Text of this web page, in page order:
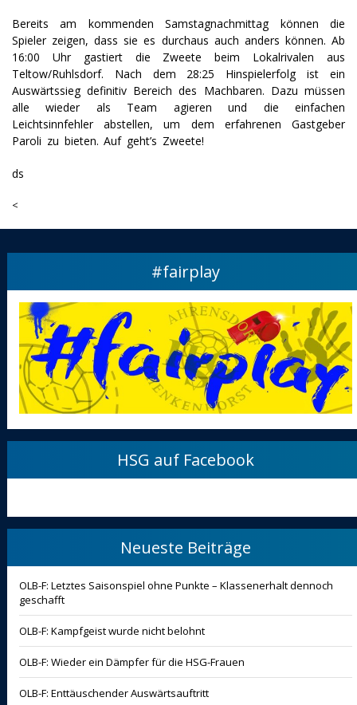
Bereits am kommenden Samstagnachmittag können die
Spieler zeigen, dass sie es durchaus auch anders können. Ab
16:00 Uhr gastiert die Zweete beim Lokalrivalen aus
Teltow/Ruhlsdorf. Nach dem 28:25 Hinspielerfolg ist ein
Auswärtssieg definitiv Bereich des Machbaren. Dazu müssen
alle wieder als Team agieren und die einfachen
Leichtsinnfehler abstellen, um dem erfahrenen Gastgeber
Paroli zu bieten. Auf geht’s Zweete!
ds
<
#fairplay
HSG auf Facebook
Neueste Beiträge
OLB-F: Letztes Saisonspiel ohne Punkte – Klassenerhalt dennoch
geschafft
OLB-F: Kampfgeist wurde nicht belohnt
OLB-F: Wieder ein Dämpfer für die HSG-Frauen
OLB-F: Enttäuschender Auswärtsauftritt